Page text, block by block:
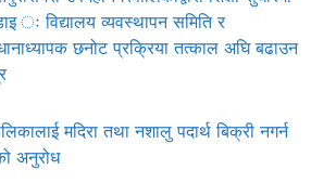
ः विद्यालय व्यवस्थापन समिति र
छनोट प्रक्रिया तत्काल अघि बढाउन
मदिरा तथा नशालु पदार्थ बिक्री नगर्न
अनुरोध